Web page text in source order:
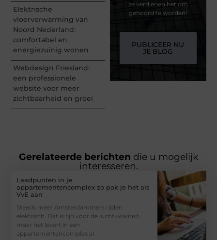
Elektrische
vloerverwarming van
Noord Nederland:
comfortabel en
energiezuinig wonen
Webdesign Friesland:
een professionele
website voor meer
zichtbaarheid en groei
ze verdienen het om
gehoord te worden!
PUBLICEER NU
JE BLOG
Gerelateerde berichten die u mogelijk
interesseren.
Laadpunten in je
appartementencomplex zo pak je het als
VvE aan
Steeds meer Amsterdammers rijden
elektrisch. Dat is fijn voor de luchtkwaliteit,
maar het levert in een
appartementencomplex al